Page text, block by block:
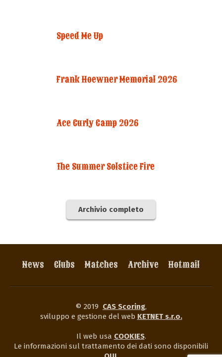
Speed Me Up
Frank Hoewner Memorial 2026
Ace Curly Camp 2026
The Summer Solstice Fire
Archivio completo
News Clubs Matches Archive Hotmail
© 2019 CAS Scoring,
sviluppo e gestione del web KETNET s.r.o.
Il web usa COOKIES.
Le informazioni sul trattamento dei dati sono disponibili